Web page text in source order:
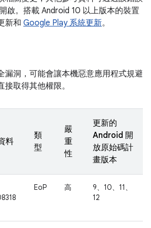
啟。搭載 Android 10 以上版本的裝置
新和 Google Play 系統更新。
漏洞，可能會讓本機惡意應用程式規避
取得其他權限。
料
類
型
嚴
重
性
更新的
Android 開
放原始碼計
畫版本
EoP 高
9、10、11、
12